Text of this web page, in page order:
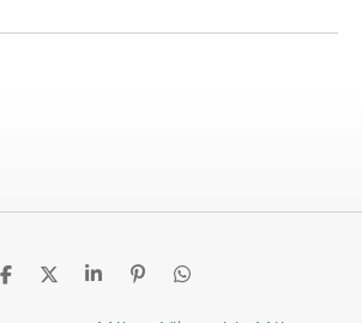
D
D
S
P
D